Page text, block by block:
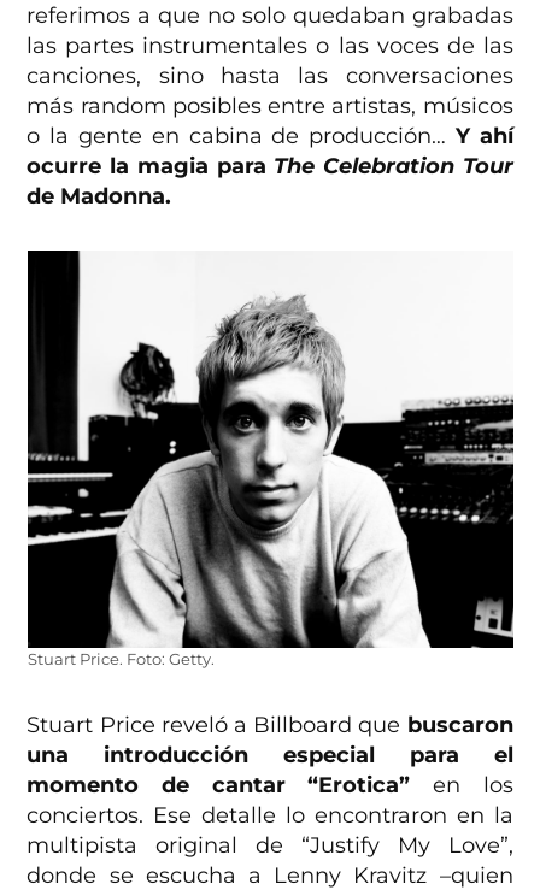
referimos a que no solo quedaban grabadas
las partes instrumentales o las voces de las
canciones, sino hasta las conversaciones
más random posibles entre artistas, músicos
o la gente en cabina de producción… Y ahí
ocurre la magia para The Celebration Tour
de Madonna.
Stuart Price. Foto: Getty.
Stuart Price reveló a Billboard que buscaron
una introducción especial para el
momento de cantar “Erotica” en los
conciertos. Ese detalle lo encontraron en la
multipista original de “Justify My Love”,
donde se escucha a Lenny Kravitz –quien